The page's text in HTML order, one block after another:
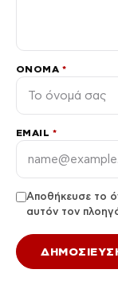
ΌΝΟΜΑ *
EMAIL *
Αποθήκευσε το
αυτόν τον